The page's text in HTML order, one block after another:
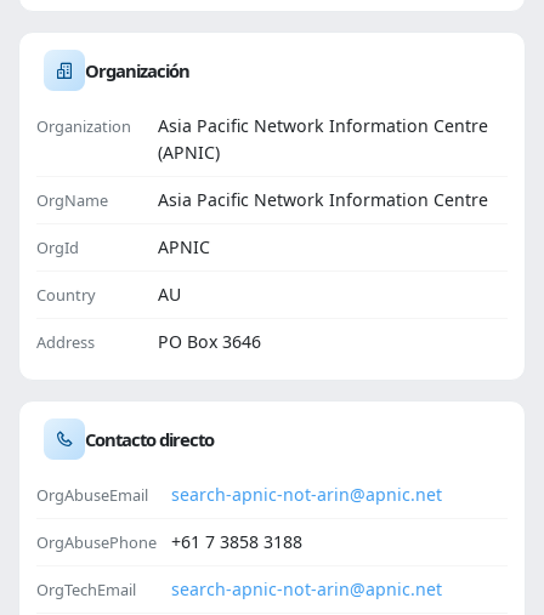
Organización
Organization
Asia Pacific Network Information Centre
(APNIC)
OrgName Asia Pacific Network Information Centre
OrgId APNIC
Country AU
Address PO Box 3646
Contacto directo
OrgAbuseEmail search-apnic-not-arin@apnic.net
OrgAbusePhone +61 7 3858 3188
OrgTechEmail search-apnic-not-arin@apnic.net